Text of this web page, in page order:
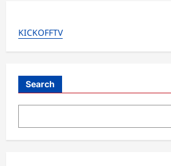
g
o
KICKOFFTV
Search